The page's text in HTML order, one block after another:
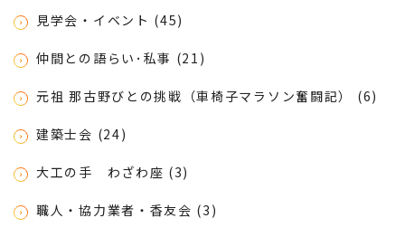
見学会・イベント (45)
仲間との語らい･私事 (21)
元祖 那古野びとの挑戦（車椅子マラソン奮闘記） (6)
建築士会 (24)
大工の手 わざわ座 (3)
職人・協力業者・香友会 (3)